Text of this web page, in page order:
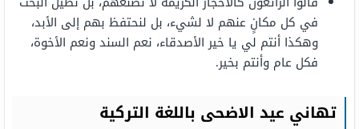
في كل مكانٍ عنهم لا لشيء، بل لنحتفظ بهم إلى الأبد،
وهكذا أنتم لي يا خير الأصدقاء، نعم السند ونعم الأخوة،
فكل عام وأنتم بخير.
تهاني عيد الاضحى باللغة التركية